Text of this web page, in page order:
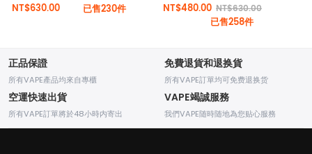
NT$630.00 已售230件 NT$480.00 NT$630.00
已售258件
正品保證
所有VAPE產品均來自專櫃
免費退貨和退换貨
所有VAPE訂單均可免费退换货
空運快速出貨
所有VAPE訂單將於48小時内寄出
VAPE竭誠服務
我們VAPE随時随地為您贴心服務